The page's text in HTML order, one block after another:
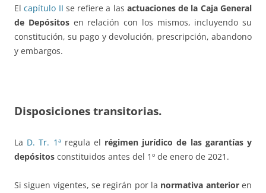
Elcapítulo II se refiere a las actuaciones de la Caja General
de Depósitosen relación con los mismos, incluyendo su
constitución, su pago y devolución, prescripción, abandono
y embargos.
Disposiciones transitorias.
La D. Tr. 1ªregula el régimen jurídico de las garantías y
depósitos constituidos antes del 1º de enero de 2021.
Si siguen vigentes, se regirán por la normativa anterioren